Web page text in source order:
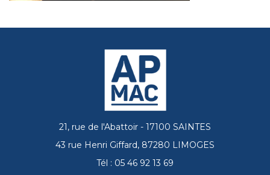
21, rue de l'Abattoir - 17100 SAINTES
43 rue Henri Giffard, 87280 LIMOGES
Tél : 05 46 92 13 69